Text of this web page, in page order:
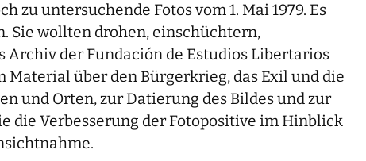
untersuchende Fotos vom 1. Mai 1979. Es
Sie wollten drohen, einschüchtern,
Archiv der Fundación de Estudios Libertarios
Material über den Bürgerkrieg, das Exil und die
und Orten, zur Datierung des Bildes und zur
die Verbesserung der Fotopositive im Hinblick